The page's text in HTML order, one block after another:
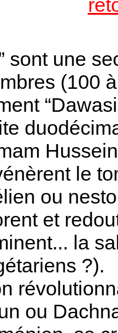
sont une
(100
le
ou
et
la
?).
ou